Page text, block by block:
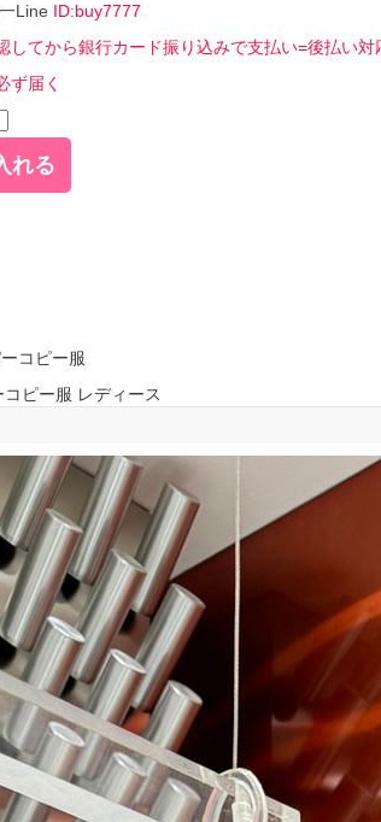
Line ID:buy7777
してから銀行カード振り込みで支払い=後払い対
ず届く
コピー服
ピー服 レディース